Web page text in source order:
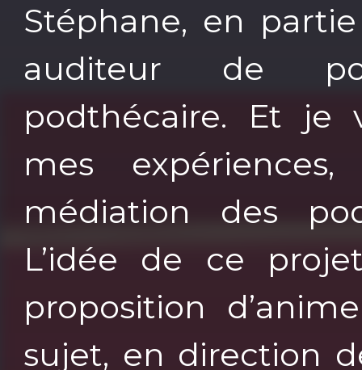
Stéphane, en
auditeur de
podthécaire. Et je
mes
médiation des
L’idée de ce
proposition
sujet, en direction